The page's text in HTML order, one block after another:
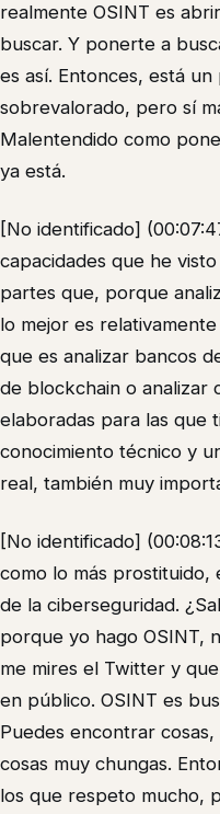
realmente OSINT es
buscar. Y ponerte a
es así. Entonces, está
sobrevalorado, pero sí
Malentendido como
ya está.
[No identificado]
capacidades que he
partes que, porque
lo mejor es
que es analizar bancos
de blockchain o analizar
elaboradas para las que
conocimiento técnico y
real, también muy
[No identificado]
como lo más prostituido,
de la ciberseguridad.
porque yo hago OSINT,
me mires el Twitter y
en público. OSINT es
Puedes encontrar
cosas muy chungas.
los que respeto mucho,